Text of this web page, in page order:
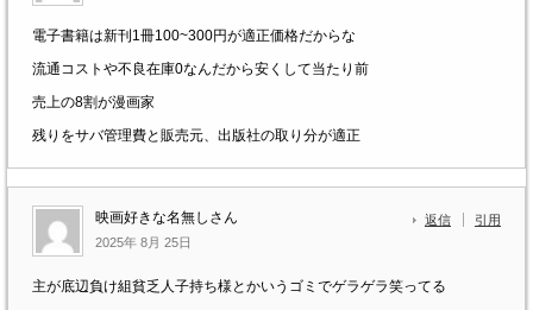
電子書籍は新刊1冊100~300円が適正価格だからな
流通コストや不良在庫0なんだから安くして当たり前
売上の8割が漫画家
残りをサバ管理費と販売元、出版社の取り分が適正
映画好きな名無しさん
2025年 8月 25日
返信 引用
主が底辺負け組貧乏人子持ち様とかいうゴミでゲラゲラ笑ってる